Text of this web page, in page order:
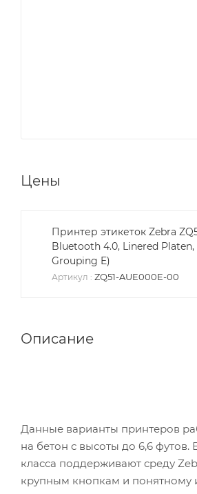
Цены
Принтер этикеток Zebra
Bluetooth 4.0, Linered Platen,
Grouping E)
Артикул : ZQ51-AUE000E-00
Описание
Данные варианты принтеров
на бетон с высоты до 6,6
класса поддерживают среду
крупным кнопкам и понятному